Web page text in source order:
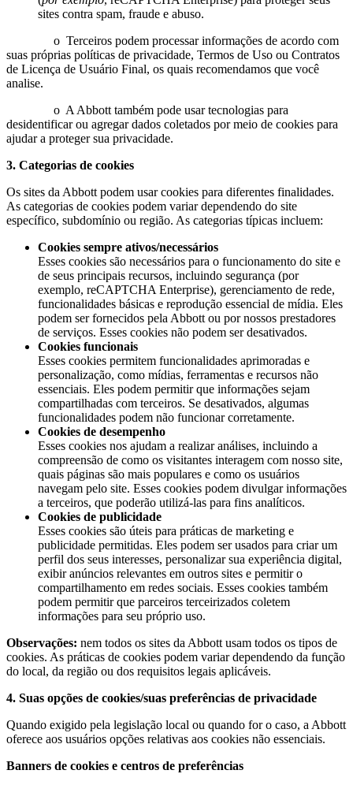
sites contra spam, fraude e abuso.
o Terceiros podem processar informações de acordo com
suas próprias políticas de privacidade, Termos de Uso ou Contratos
de Licença de Usuário Final, os quais recomendamos que você
analise.
o A Abbott também pode usar tecnologias para
desidentificar ou agregar dados coletados por meio de cookies para
ajudar a proteger sua privacidade.
3. Categorias de cookies
Os sites da Abbott podem usar cookies para diferentes finalidades.
As categorias de cookies podem variar dependendo do site
específico, subdomínio ou região. As categorias típicas incluem:
Cookies sempre ativos/necessários
Esses cookies são necessários para o funcionamento do site e
de seus principais recursos, incluindo segurança (por
exemplo, reCAPTCHA Enterprise), gerenciamento de rede,
funcionalidades básicas e reprodução essencial de mídia. Eles
podem ser fornecidos pela Abbott ou por nossos prestadores
de serviços. Esses cookies não podem ser desativados.
Cookies funcionais
Esses cookies permitem funcionalidades aprimoradas e
personalização, como mídias, ferramentas e recursos não
essenciais. Eles podem permitir que informações sejam
compartilhadas com terceiros. Se desativados, algumas
funcionalidades podem não funcionar corretamente.
Cookies de desempenho
Esses cookies nos ajudam a realizar análises, incluindo a
compreensão de como os visitantes interagem com nosso site,
quais páginas são mais populares e como os usuários
navegam pelo site. Esses cookies podem divulgar informações
a terceiros, que poderão utilizá-las para fins analíticos.
Cookies de publicidade
Esses cookies são úteis para práticas de marketing e
publicidade permitidas. Eles podem ser usados para criar um
perfil dos seus interesses, personalizar sua experiência digital,
exibir anúncios relevantes em outros sites e permitir o
compartilhamento em redes sociais. Esses cookies também
podem permitir que parceiros terceirizados coletem
informações para seu próprio uso.
Observações: nem todos os sites da Abbott usam todos os tipos de
cookies. As práticas de cookies podem variar dependendo da função
do local, da região ou dos requisitos legais aplicáveis.
4. Suas opções de cookies/suas preferências de privacidade
Quando exigido pela legislação local ou quando for o caso, a Abbott
oferece aos usuários opções relativas aos cookies não essenciais.
Banners de cookies e centros de preferências